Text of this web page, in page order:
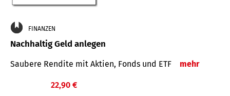
FINANZEN
Nachhaltig Geld anlegen
Saubere Rendite mit Aktien, Fonds und ETF mehr
22,90 €